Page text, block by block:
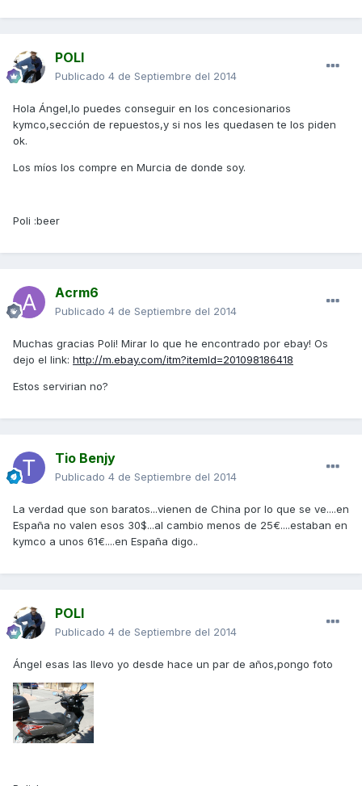
POLI
Publicado 4 de Septiembre del 2014
Hola Ángel,lo puedes conseguir en los concesionarios
kymco,sección de repuestos,y si nos les quedasen te los piden
ok.
Los míos los compre en Murcia de donde soy.
Poli :beer
Acrm6
Publicado 4 de Septiembre del 2014
Muchas gracias Poli! Mirar lo que he encontrado por ebay! Os
dejo el link: http://m.ebay.com/itm?itemId=201098186418
Estos servirian no?
Tio Benjy
Publicado 4 de Septiembre del 2014
La verdad que son baratos...vienen de China por lo que se ve....en
España no valen esos 30$...al cambio menos de 25€....estaban en
kymco a unos 61€....en España digo..
POLI
Publicado 4 de Septiembre del 2014
Ángel esas las llevo yo desde hace un par de años,pongo foto